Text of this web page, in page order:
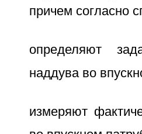
причем согласно
определяют
наддува во
измеряют